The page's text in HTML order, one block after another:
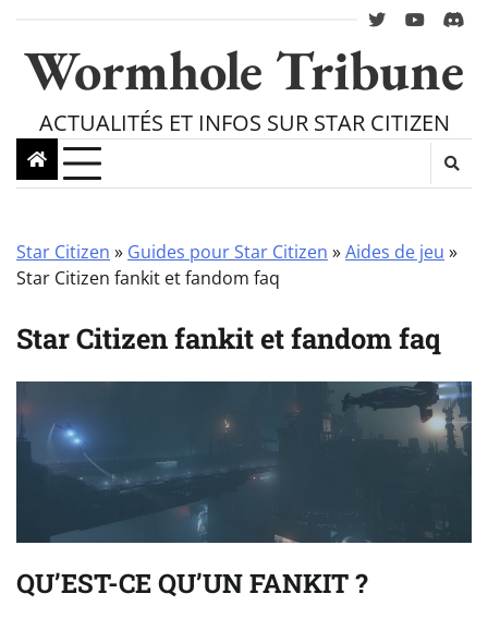
content
twitteryoutube
Wormhole Tribune
ACTUALITÉS ET INFOS SUR STAR CITIZEN
Star Citizen » Guides pour Star Citizen »Aides de jeu »
Star Citizen fankit et fandom faq
Star Citizen fankit et fandom faq
QU’EST-CE QU’UN FANKIT ?